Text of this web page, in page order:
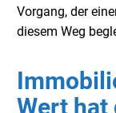
Vorgang, der
diesem Weg
Wert